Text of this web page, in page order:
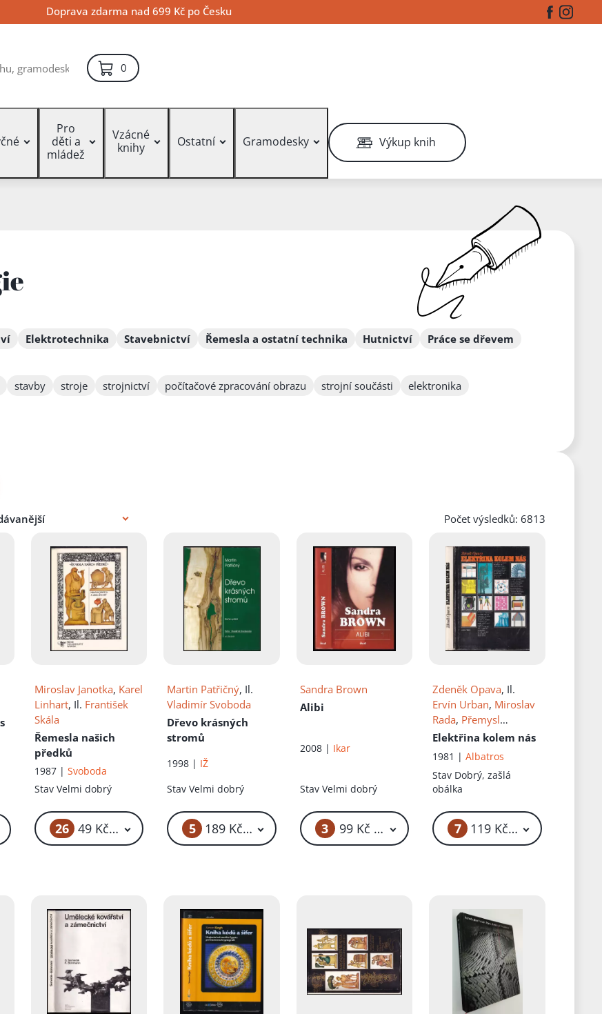
Doprava zdarma nad 699 Kč po Česku Facebook
0položek – košík
Pro
děti a
mládež
Vzácné
knihy
Ostatní Gramodesky Výkup knih
Elektrotechnika Stavebnictví Řemesla a ostatní technika Hutnictví
Práce se dřevem
stavby stroje strojnictví počítačové zpracování obrazu strojní součásti
elektronika
Počet výsledků: 6813
Miroslav Janotka, Karel
Linhart, Il. František
Skála
Řemesla našich
předků
1987 | Svoboda
Stav Velmi dobrý
26 49 Kč – 69 Kč
Martin Patřičný, Il.
Vladimír Svoboda
Dřevo krásných
stromů
1998 | IŽ
StavVelmi dobrý
5 189 Kč – 259 Kč
Sandra Brown
Alibi
2008 | Ikar
Stav Velmi dobrý
3 99 Kč – 119 Kč
Zdeněk Opava, Il.
Ervín Urban, Miroslav
Rada, Přemysl
Pospíšil,Jaroslav Velc
Elektřina kolem nás
1981 |Albatros
Stav Dobrý, zašlá
obálka
7 119 Kč – 799 Kč